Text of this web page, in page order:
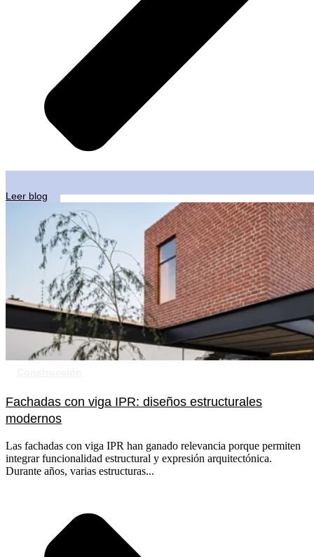
Leer blog
Fachadas con viga IPR: diseños estructurales
modernos
Las fachadas con viga IPR han ganado relevancia porque permiten
integrar funcionalidad estructural y expresión arquitectónica.
Durante años, varias estructuras...